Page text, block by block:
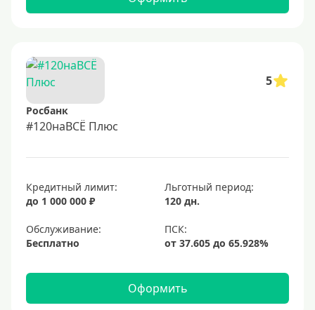
5
Росбанк
#120наВСЁ Плюс
Кредитный лимит:
до 1 000 000 ₽
Льготный период:
120 дн.
Обслуживание:
Бесплатно
Оформить